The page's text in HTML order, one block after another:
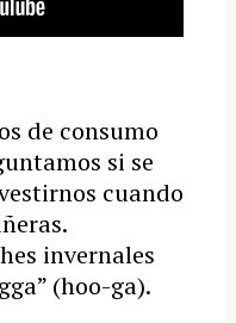
de consumo
si se
cuando
invernales
(hoo-ga).